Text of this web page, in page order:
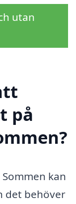
utan
på
kan
det behöver